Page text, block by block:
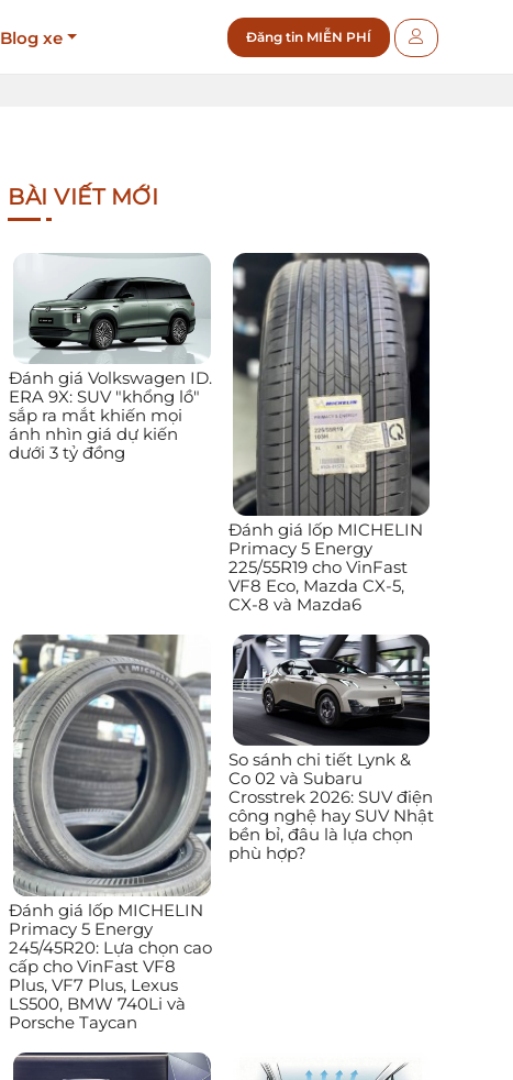
Blog xe Đăng tin MIỄN PHÍ
BÀI VIẾT MỚI
Đánh giá Volkswagen ID.
ERA 9X: SUV "khổng lồ"
sắp ra mắt khiến mọi
ánh nhìn giá dự kiến
dưới 3 tỷ đồng
Đánh giá lốp MICHELIN
Primacy 5 Energy
225/55R19 cho VinFast
VF8 Eco, Mazda CX-5,
CX-8 và Mazda6
Đánh giá lốp MICHELIN
Primacy 5 Energy
245/45R20: Lựa chọn cao
cấp cho VinFast VF8
Plus, VF7 Plus, Lexus
LS500, BMW 740Li và
Porsche Taycan
So sánh chi tiết Lynk &
Co 02 và Subaru
Crosstrek 2026: SUV điện
công nghệ hay SUV Nhật
bền bỉ, đâu là lựa chọn
phù hợp?